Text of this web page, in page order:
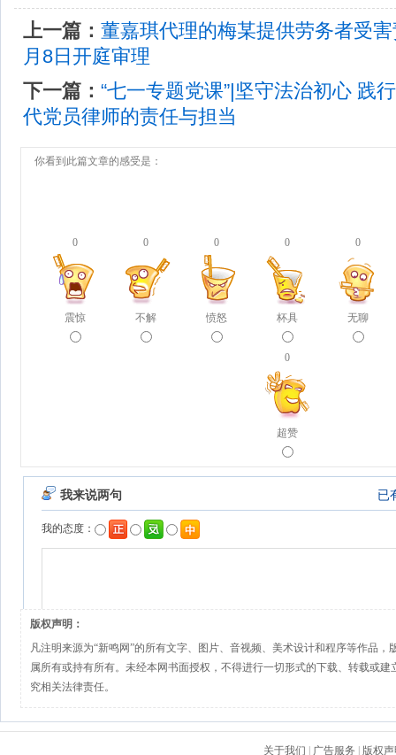
上一篇： 董嘉琪代理的梅某提供劳务者受
月8日开庭审理
下一篇： “七一专题党课”|坚守法治初心
代党员律师的责任与担当
你看到此篇文章的感受是：
0
震惊
0
不解
0
愤怒
0
杯具
0
无聊
0
超赞
版权声明：
凡注明来源为“新鸣网”的所有文字、图片、音视频、美术设计和程序等作品，
属所有或持有所有。未经本网书面授权，不得进行一切形式的下载、转载或
究相关法律责任。
关于我们 广告服务 版权